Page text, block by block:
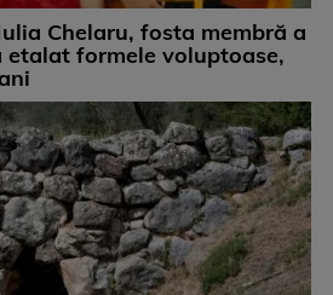
Chelaru, fosta membră a
formele voluptoase,